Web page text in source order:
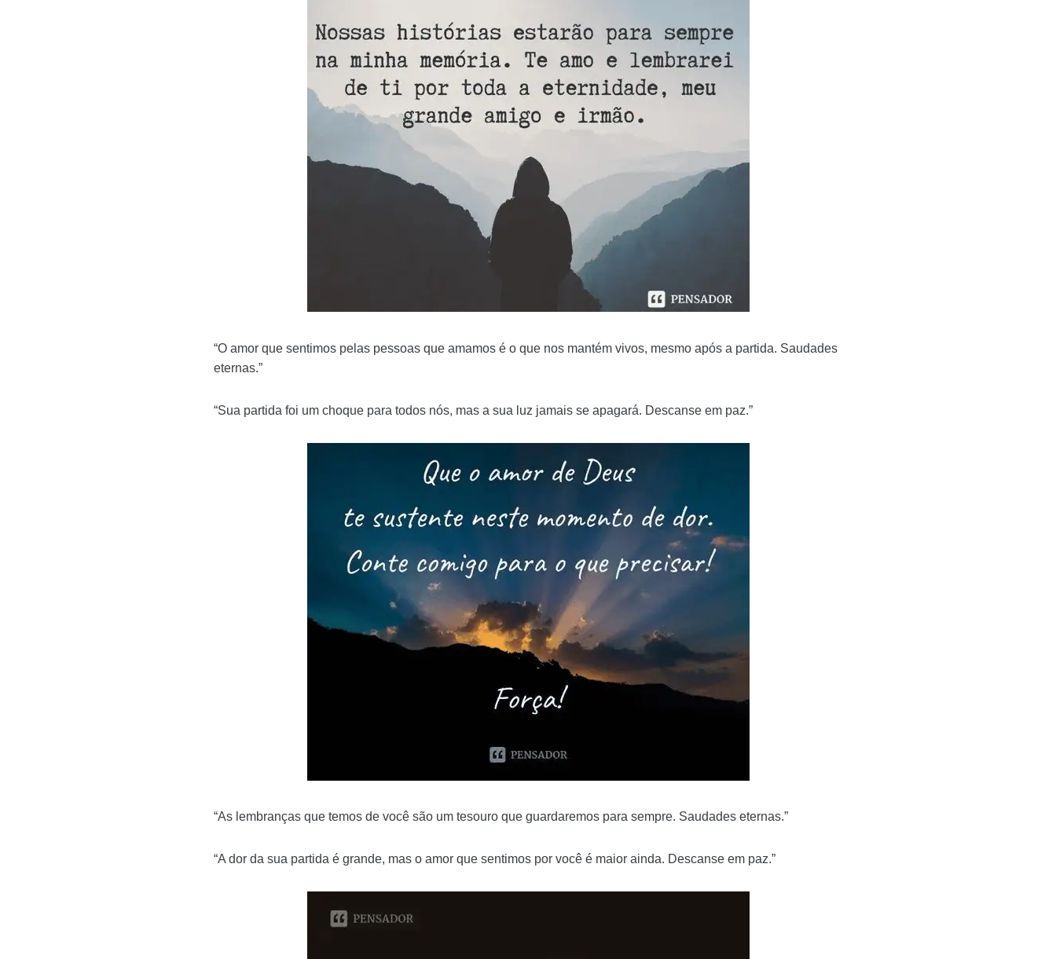
“O amor que sentimos pelas pessoas que amamos é o que nos mantém vivos, mesmo após a partida. Saudades
eternas.”
“Sua partida foi um choque para todos nós, mas a sua luz jamais se apagará. Descanse em paz.”
“As lembranças que temos de você são um tesouro que guardaremos para sempre. Saudades eternas.”
“A dor da sua partida é grande, mas o amor que sentimos por você é maior ainda. Descanse em paz.”